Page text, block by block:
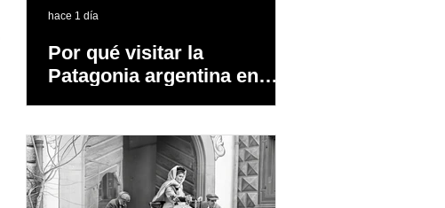
Por qué visitar la
Patagonia argentina en
hace 1 día